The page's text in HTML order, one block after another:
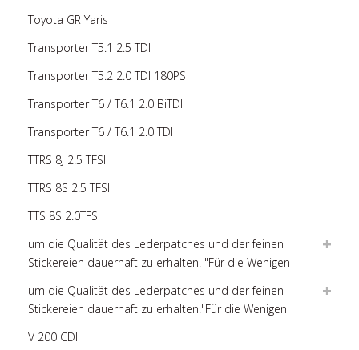
Toyota GR Yaris
Transporter T5.1 2.5 TDI
Transporter T5.2 2.0 TDI 180PS
Transporter T6 / T6.1 2.0 BiTDI
Transporter T6 / T6.1 2.0 TDI
TTRS 8J 2.5 TFSI
TTRS 8S 2.5 TFSI
TTS 8S 2.0TFSI
um die Qualität des Lederpatches und der feinen
Stickereien dauerhaft zu erhalten. "Für die Wenigen
um die Qualität des Lederpatches und der feinen
Stickereien dauerhaft zu erhalten."Für die Wenigen
V 200 CDI